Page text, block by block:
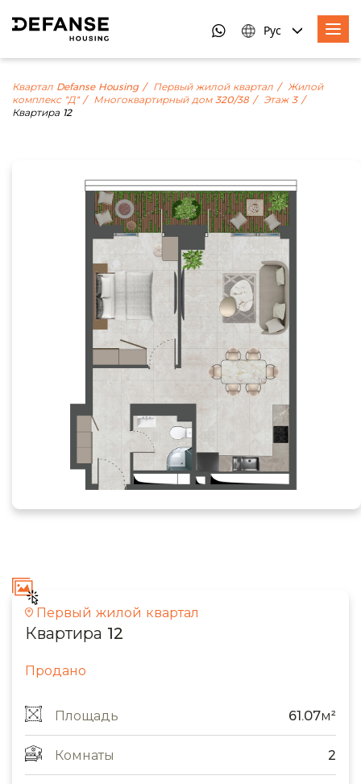
Рус
Квартал Defanse Housing Первый жилой квартал
Жилой
комплекс "Д"
Многоквартирный дом 320/38
Этаж 3
Квартира 12
Первый жилой квартал
Квартира 12
Продано
Площадь 61.07м²
Комнаты 2